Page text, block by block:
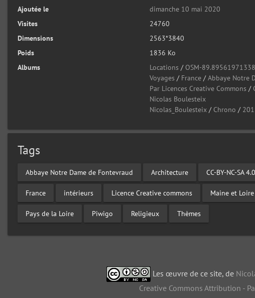
Ajoutée le
dimanche 10 mai 2020
Visites
24760
Dimensions
2563*3840
Poids
1836 Ko
Albums
Locations / OSM-
Voyages / France /Abbaye Notre
Par Licences Creative Commons /
Nicolas Boulesteix
Nicolas_Boulesteix / Chrono /
Tags
Abbaye Notre Dame de Fontevraud Architecture CC-BY-NC-SA 4.0
France intérieurs Licence Creative commons Maine et Loire
Pays de la Loire Piwigo Religieux Thèmes
Les œuvre de ce site, de
Creative Commons Attribution -